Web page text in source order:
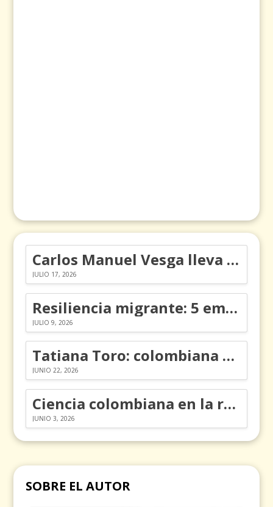
Carlos Manuel Vesga lleva el nombre de Colombia a los Emmy
JULIO 17, 2026
Resiliencia migrante: 5 emociones y cómo gestionarlas
JULIO 9, 2026
Tatiana Toro: colombiana que cambió la historia de las matemáticas
JUNIO 22, 2026
Ciencia colombiana en la revolución de los órganos en chips
JUNIO 3, 2026
SOBRE EL AUTOR